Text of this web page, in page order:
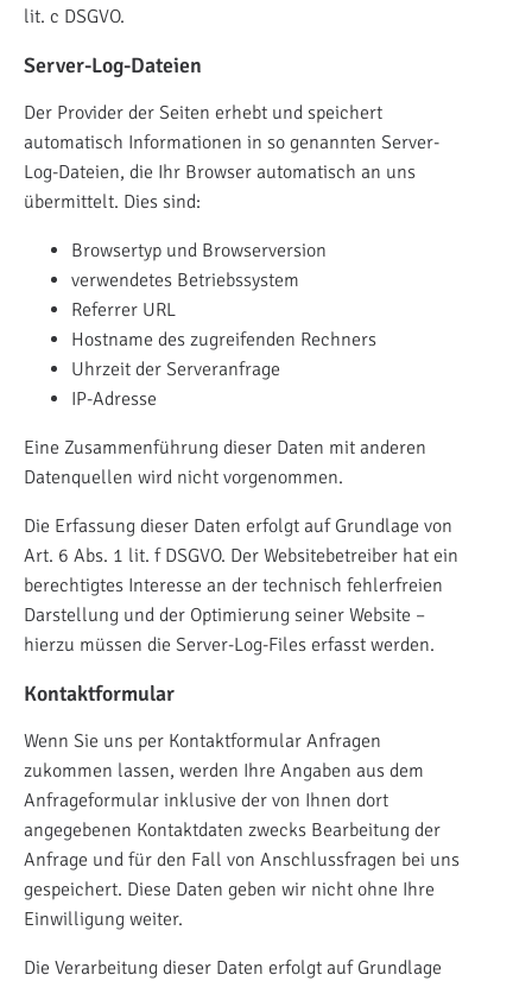
lit. c DSGVO.
Server-Log-Dateien
Der Provider der Seiten erhebt und speichert
automatisch Informationen in so genannten Server-
Log-Dateien, die Ihr Browser automatisch an uns
übermittelt. Dies sind:
Browsertyp und Browserversion
verwendetes Betriebssystem
Referrer URL
Hostname des zugreifenden Rechners
Uhrzeit der Serveranfrage
IP-Adresse
Eine Zusammenführung dieser Daten mit anderen
Datenquellen wird nicht vorgenommen.
Die Erfassung dieser Daten erfolgt auf Grundlage von
Art. 6 Abs. 1 lit. f DSGVO. Der Websitebetreiber hat ein
berechtigtes Interesse an der technisch fehlerfreien
Darstellung und der Optimierung seiner Website –
hierzu müssen die Server-Log-Files erfasst werden.
Kontaktformular
Wenn Sie uns per Kontaktformular Anfragen
zukommen lassen, werden Ihre Angaben aus dem
Anfrageformular inklusive der von Ihnen dort
angegebenen Kontaktdaten zwecks Bearbeitung der
Anfrage und für den Fall von Anschlussfragen bei uns
gespeichert. Diese Daten geben wir nicht ohne Ihre
Einwilligung weiter.
Die Verarbeitung dieser Daten erfolgt auf Grundlage